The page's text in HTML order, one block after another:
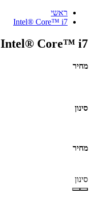
ראשי
Intel® Core™ i7
Intel® Core™ i7
מחיר
סינון
מחיר
סינון